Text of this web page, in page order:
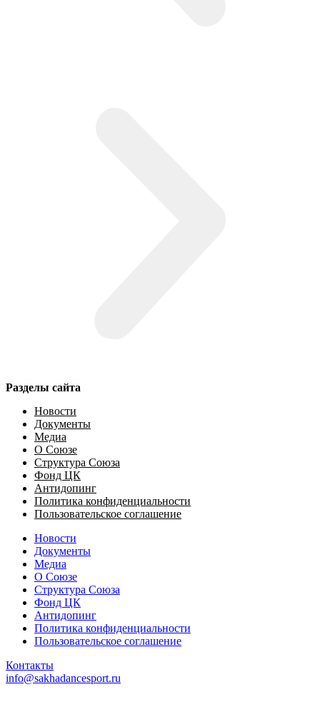
Разделы сайта
Новости
Документы
Медиа
О Союзе
Структура Союза
Фонд ЦК
Антидопинг
Политика конфиденциальности
Пользовательское соглашение
Новости
Документы
Медиа
О Союзе
Структура Союза
Фонд ЦК
Антидопинг
Политика конфиденциальности
Пользовательское соглашение
Контакты
info@sakhadancesport.ru